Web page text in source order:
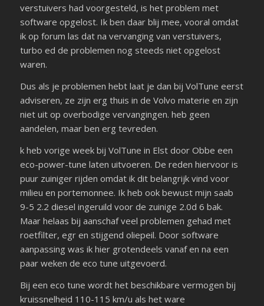
verstuivers had voorgesteld, is het problem met
software opgelost. Ik ben daar blij mee, vooral omdat
ik op forum las dat na vervanging van verstuivers,
turbo ed de problemen nog steeds niet opgelost
waren.
Dus als je problemen hebt laat je dan bij VolTune eerst
adviseren, ze zijn erg thuis in de Volvo materie en zijn
niet uit op overbodige vervangingen. heb geen
aandelen, maar ben erg tevreden.
k heb vorige week bij VolTune in Elst door Obbe een
eco-power-tune laten uitvoeren. De reden hiervoor is
puur zuiniger rijden omdat ik dit belangrijk vind voor
milieu en portemonnee. Ik heb ook bewust mijn saab
9-5 2.2 diesel ingeruild voor de zuinige 2.0d 6 bak.
Maar helaas bij aanschaf veel problemen gehad met
roetfilter, egr en stijgend oliepeil. Door software
aanpassing was ik hier grotendeels vanaf en na een
paar weken de eco tune uitgevoerd.
Bij een eco tune wordt het beschikbare vermogen bij
kruissnelheid 110-115 km/u als het ware